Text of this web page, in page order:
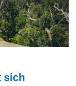
sich